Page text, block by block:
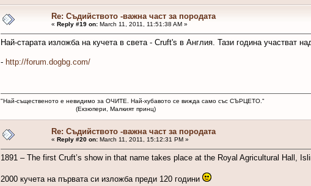
Re: Съдийството -важна част за породата
« Reply #19 on:March 11, 2011, 11:51:38 AM »
Най-старата изложба на кучета в света - Cruft's в Англия. Тази година участват
- http://forum.dogbg.com/
"Най-същественото е невидимо за ОЧИТЕ. Най-хубавото се вижда само със СЪРЦЕТО."
(Екзюпери, Малкият принц)
Re: Съдийството -важна част за породата
« Reply #20 on:March 11, 2011, 15:12:31 PM »
1891 – The first Cruft’s show in that name takes place at the Royal Agricultural Hall,
2000 кучета на първата си изложба преди 120 години